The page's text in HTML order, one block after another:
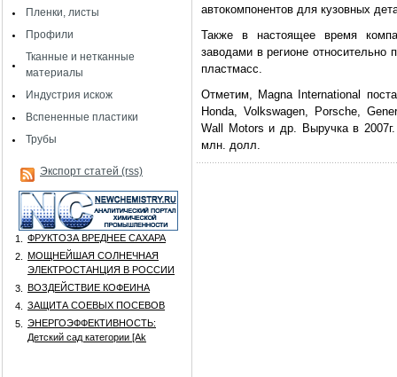
Пленки, листы
Профили
Тканные и нетканные
материалы
Индустрия искож
Вспененные пластики
Трубы
Экспорт статей (rss)
1.
ФРУКТОЗА ВРЕДНЕЕ САХАРА
2.
МОЩНЕЙШАЯ СОЛНЕЧНАЯ
ЭЛЕКТРОСТАНЦИЯ В РОССИИ
3.
ВОЗДЕЙСТВИЕ КОФЕИНА
4.
ЗАЩИТА СОЕВЫХ ПОСЕВОВ
5.
ЭНЕРГОЭФФЕКТИВНОСТЬ:
Детский сад категории [Аk
автокомпонентов для кузовных
Также в настоящее время
заводами в регионе относительно
пластмасс.
Отметим, Magna International
Honda, Volkswagen, Porsche,
Wall Motors и др. Выручка в
млн. долл.